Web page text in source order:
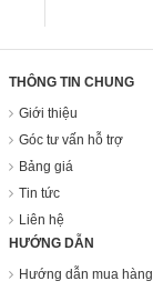
THÔNG TIN CHUNG
Giới thiệu
Góc tư vấn hỗ trợ
Bảng giá
Tin tức
Liên hệ
HƯỚNG DẪN
Hướng dẫn mua hàng